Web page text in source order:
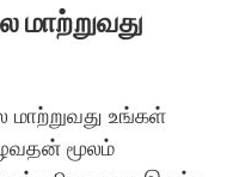
உங்கள்
மூலம்